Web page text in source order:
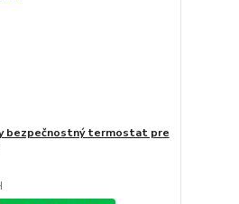
bezpečnostný termostat pre